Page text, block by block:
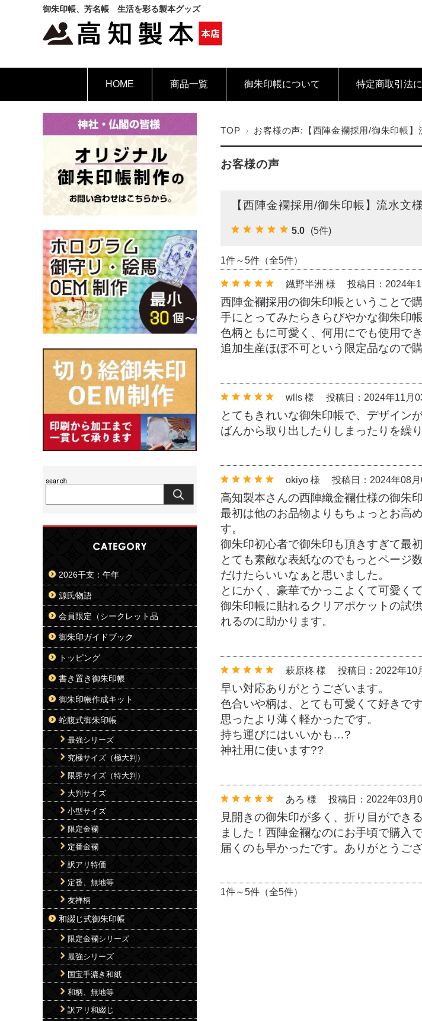
御朱印帳、芳名帳 生活を彩る製本グッズ
HOME 商品一覧 御朱印帳について 特定商取引法
TOP お客様の声:【西陣金襴採用/御朱印帳
お客様の声
【西陣金襴採用/御朱印帳】流水
5.0 (5件)
1件～5件（全5件）
鐡野半洲 様 投稿日：2024年
西陣金襴採用の御朱印帳ということで
手にとってみたらきらびやかな御朱印帳
色柄ともに可愛く、何用にでも使用で
追加生産ほぼ不可という限定品なので
wlls 様 投稿日：2024年11月
とてもきれいな御朱印帳で、デザイン
ばんから取り出したりしまったりを繰
okiyo 様 投稿日：2024年08月
高知製本さんの西陣織金襴仕様の御朱
最初は他のお品物よりもちょっとお高
す。
御朱印初心者で御朱印も頂きすぎて最
とても素敵な表紙なのでもっとページ
だけたらいいなぁと思いました。
とにかく、豪華でかっこよくて可愛く
御朱印帳に貼れるクリアポケットの試
れるのに助かります。
萩原柊 様 投稿日：2022年10
早い対応ありがとうございます。
色合いや柄は、とても可愛くて好きで
思ったより薄く軽かったです。
持ち運びにはいいかも…?
神社用に使います??
あろ 様 投稿日：2022年03月
見開きの御朱印が多く、折り目ができ
ました！西陣金襴なのにお手頃で購入
届くのも早かったです。ありがとうござ
1件～5件（全5件）
2026干支：午年
源氏物語
会員限定（シークレット品
御朱印ガイドブック
トッピング
書き置き御朱印帳
御朱印帳作成キット
蛇腹式御朱印帳
最強シリーズ
究極サイズ（極大判）
限界サイズ（特大判）
大判サイズ
小型サイズ
限定金襴
定番金襴
訳アリ特価
定番、無地等
友禅柄
和綴じ式御朱印帳
限定金襴シリーズ
最強シリーズ
国宝手漉き和紙
和柄、無地等
訳アリ和綴じ